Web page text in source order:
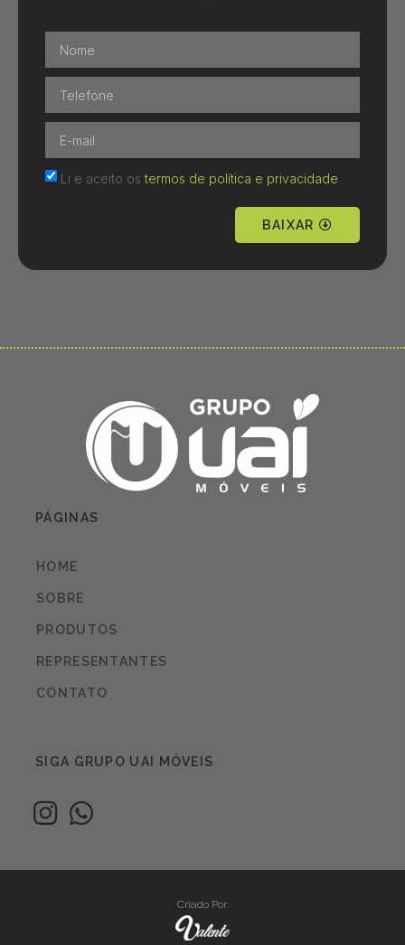
Li e aceito os termos de política e privacidade
BAIXAR
PÁGINAS
HOME
SOBRE
PRODUTOS
REPRESENTANTES
CONTATO
SIGA GRUPO UAI MÓVEIS
Criado Por: